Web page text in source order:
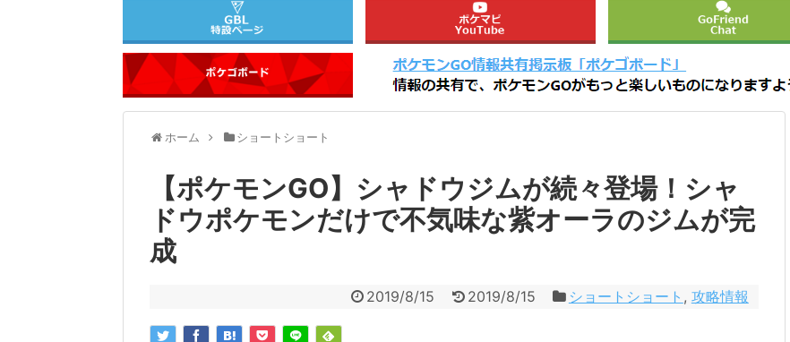
ホーム ショートショート
【ポケモンGO】シャドウジムが続々登場！シャ
ドウポケモンだけで不気味な紫オーラのジムが完
成
2019/8/15 2019/8/15 ショートショート , 攻略情報